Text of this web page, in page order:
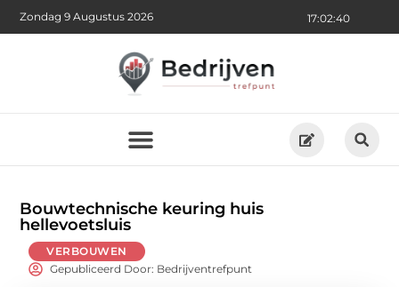
17:02:42
Zondag 9 Augustus 2026
Bouwtechnische keuring huis
hellevoetsluis
VERBOUWEN
Gepubliceerd Door: Bedrijventrefpunt